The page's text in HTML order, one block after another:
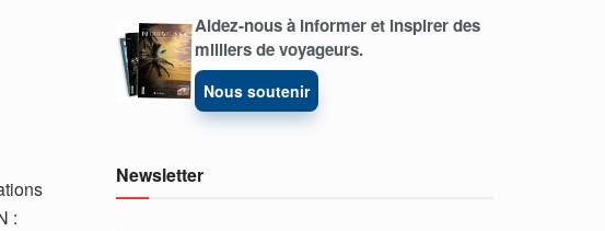
:
Aidez-nous à informer et inspirer des
milliers de voyageurs.
Nous soutenir
Newsletter